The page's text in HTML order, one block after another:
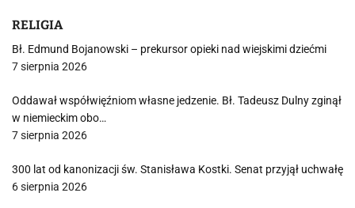
RELIGIA
Bł. Edmund Bojanowski – prekursor opieki nad wiejskimi dziećmi
7 sierpnia 2026
Oddawał współwięźniom własne jedzenie. Bł. Tadeusz Dulny zginął
w niemieckim obo…
7 sierpnia 2026
300 lat od kanonizacji św. Stanisława Kostki. Senat przyjął uchwałę
6 sierpnia 2026